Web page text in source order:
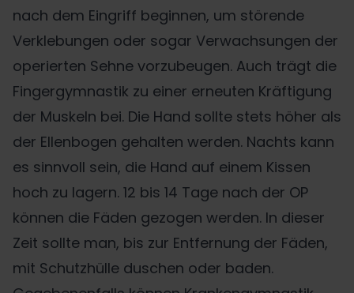
nach dem Eingriff beginnen, um störende
Verklebungen oder sogar Verwachsungen der
operierten Sehne vorzubeugen. Auch trägt die
Fingergymnastik zu einer erneuten Kräftigung
der Muskeln bei. Die Hand sollte stets höher als
der Ellenbogen gehalten werden. Nachts kann
es sinnvoll sein, die Hand auf einem Kissen
hoch zu lagern. 12 bis 14 Tage nach der OP
können die Fäden gezogen werden. In dieser
Zeit sollte man, bis zur Entfernung der Fäden,
mit Schutzhülle duschen oder baden.